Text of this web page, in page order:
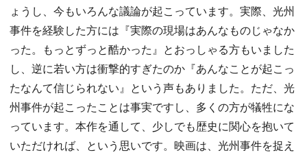
ょうし、今もいろんな議論が起こっています。実際、光州
事件を経験した方には『実際の現場はあんなものじゃなか
った。もっとずっと酷かった』とおっしゃる方もいました
し、逆に若い方は衝撃的すぎたのか『あんなことが起こっ
たなんて信じられない』という声もありました。ただ、光
州事件が起こったことは事実ですし、多くの方が犠牲にな
っています。本作を通して、少しでも歴史に関心を抱いて
いただければ、という思いです。映画は、光州事件を捉え